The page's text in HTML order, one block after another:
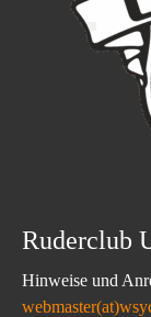
Ruderclub
Hinweise und